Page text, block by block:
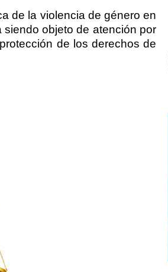
de la violencia de género en
objeto de atención por
de los derechos de